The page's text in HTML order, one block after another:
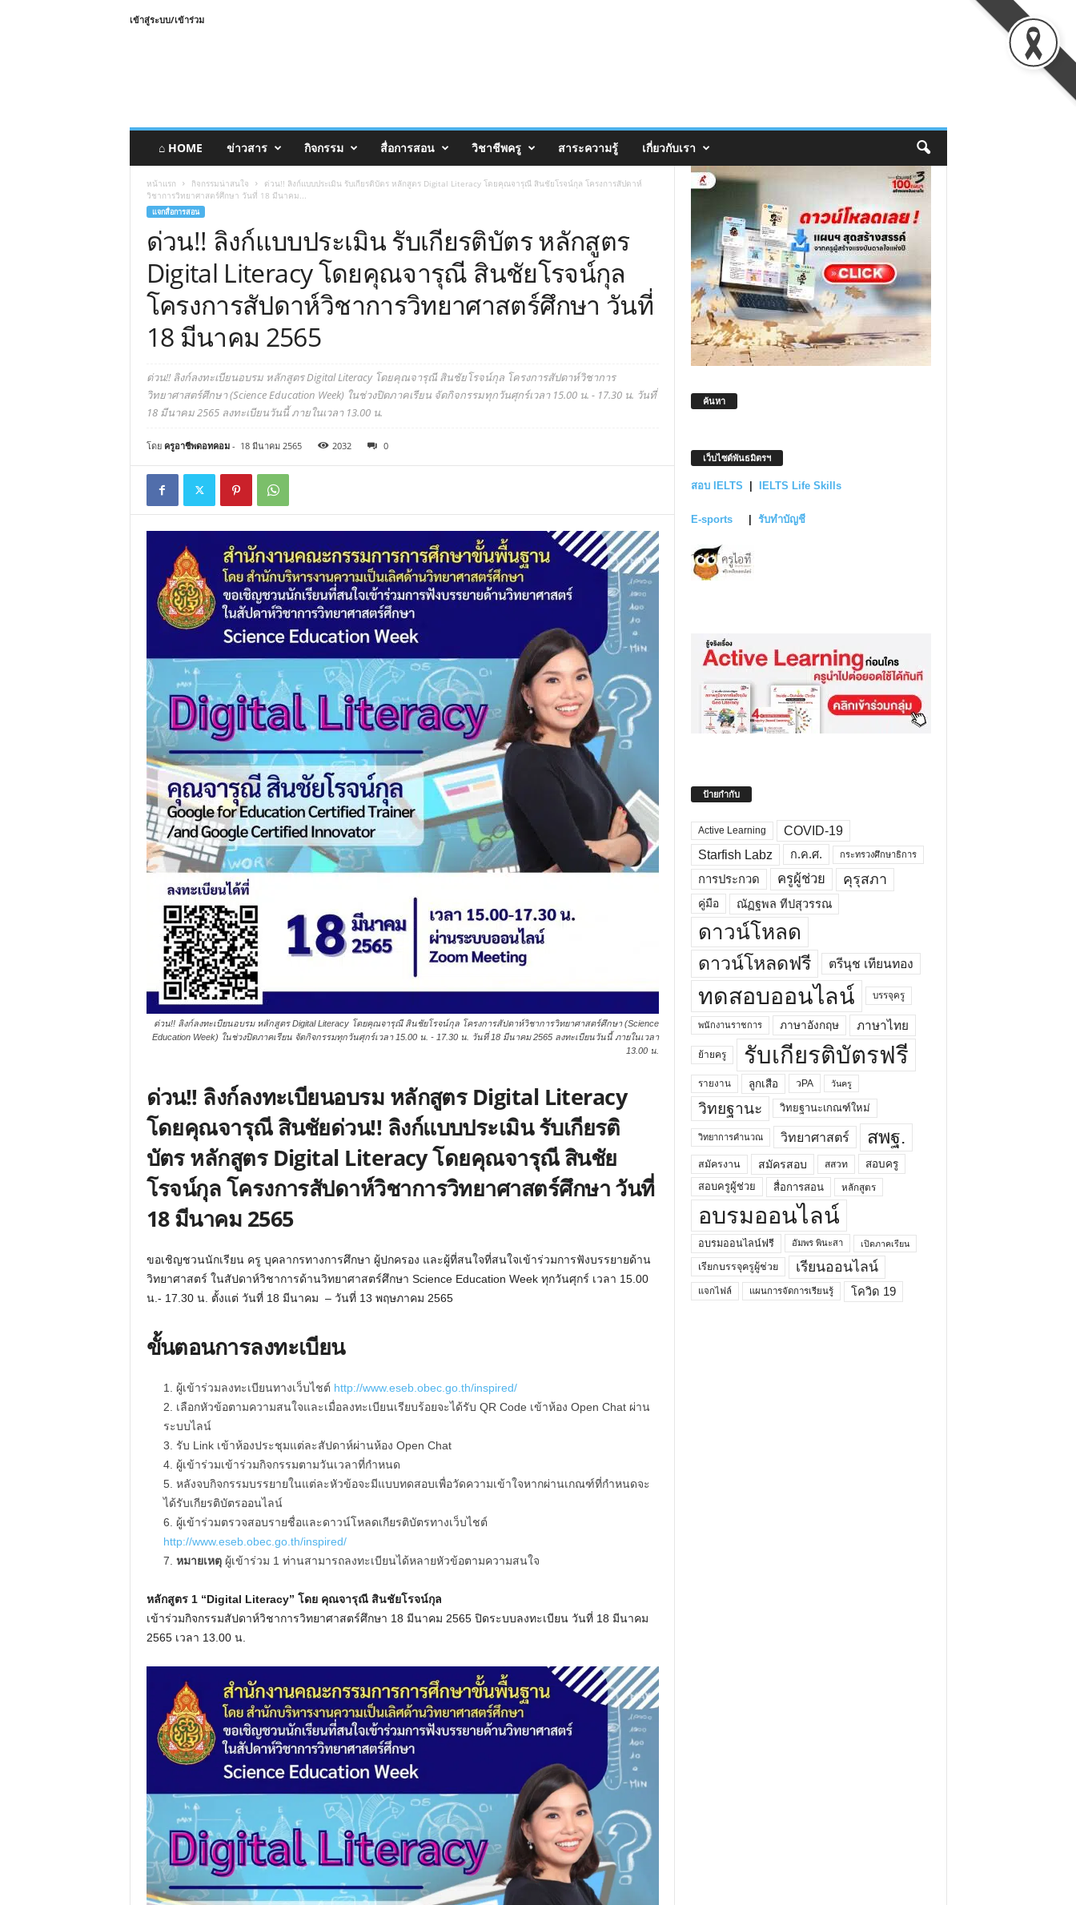
เข้าสู่ระบบ/เข้าร่วม
⌂ HOME ข่าวสาร กิจกรรม สื่อการสอน วิชาชีพครู สาระความรู้ เกี่ยวกับเรา
หน้าแรก กิจกรรมน่าสนใจ
ด่วน!! ลิงก์แบบประเมิน รับเกียรติบัตร หลักสูตร Digital Literacy โดยคุณจารุณี สินชัยโรจน์กุล โครงการสัปดาห์
วิชาการวิทยาศาสตร์ศึกษา วันที่ 18 มีนาคม...
แจกสื่อการสอน
ด่วน!! ลิงก์แบบประเมิน รับเกียรติบัตร หลักสูตร
Digital Literacy โดยคุณจารุณี สินชัยโรจน์กุล
โครงการสัปดาห์วิชาการวิทยาศาสตร์ศึกษา วันที่
18 มีนาคม 2565
ด่วน!! ลิงก์ลงทะเบียนอบรม หลักสูตร Digital Literacy โดยคุณจารุณี สินชัยโรจน์กุล โครงการสัปดาห์วิชาการ
วิทยาศาสตร์ศึกษา (Science Education Week) ในช่วงปิดภาคเรียน จัดกิจกรรมทุกวันศุกร์เวลา 15.00 น. - 17.30 น. วันที่
18 มีนาคม 2565 ลงทะเบียนวันนี้ ภายในเวลา 13.00 น.
โดย ครูอาชีพดอทคอม- 18 มีนาคม 2565 2032 0
ด่วน!! ลิงก์ลงทะเบียนอบรม หลักสูตร Digital Literacy โดยคุณจารุณี สินชัยโรจน์กุล โครงการสัปดาห์วิชาการวิทยาศาสตร์ศึกษา (Science
Education Week) ในช่วงปิดภาคเรียน จัดกิจกรรมทุกวันศุกร์เวลา 15.00 น. - 17.30 น. วันที่ 18 มีนาคม 2565 ลงทะเบียนวันนี้ ภายในเวลา
13.00 น.
ด่วน!! ลิงก์ลงทะเบียนอบรม หลักสูตร Digital Literacy
โดยคุณจารุณี สินชัยด่วน!! ลิงก์แบบประเมิน รับเกียรติ
บัตร หลักสูตร Digital Literacy โดยคุณจารุณี สินชัย
โรจน์กุล โครงการสัปดาห์วิชาการวิทยาศาสตร์ศึกษา วันที่
18 มีนาคม 2565
ขอเชิญชวนนักเรียน ครู บุคลากรทางการศึกษา ผู้ปกครอง และผู้ที่สนใจที่สนใจเข้าร่วมการฟังบรรยายด้าน
วิทยาศาสตร์ ในสัปดาห์วิชาการด้านวิทยาศาสตร์ศึกษา Science Education Week ทุกวันศุกร์ เวลา 15.00
น.- 17.30 น. ตั้งแต่ วันที่ 18 มีนาคม – วันที่ 13 พฤษภาคม 2565
ขั้นตอนการลงทะเบียน
ผู้เข้าร่วมลงทะเบียนทางเว็บไชต์ http://www.eseb.obec.go.th/inspired/
เลือกหัวข้อตามความสนใจและเมื่อลงทะเบียนเรียบร้อยจะได้รับ QR Code เข้าห้อง Open Chat ผ่าน
ระบบไลน์
รับ Link เข้าห้องประชุมแต่ละสัปดาห์ผ่านห้อง Open Chat
ผู้เข้าร่วมเข้าร่วมกิจกรรมตามวันเวลาที่กำหนด
หลังจบกิจกรรมบรรยายในแต่ละหัวข้อจะมีแบบทดสอบเพื่อวัดความเข้าใจหากผ่านเกณฑ์ที่กำหนดจะ
ได้รับเกียรติบัตรออนไลน์
ผู้เข้าร่วมตรวจสอบรายชื่อและดาวน์โหลดเกียรติบัตรทางเว็บไชต์
http://www.eseb.obec.go.th/inspired/
หมายเหตุผู้เข้าร่วม 1 ท่านสามารถลงทะเบียนได้หลายหัวข้อตามความสนใจ
หลักสูตร 1 “Digital Literacy” โดย คุณจารุณี สินชัยโรจน์กุล
เข้าร่วมกิจกรรมสัปดาห์วิชาการวิทยาศาสตร์ศึกษา 18 มีนาคม 2565 ปิดระบบลงทะเบียน วันที่ 18 มีนาคม
2565 เวลา 13.00 น.
ค้นหา
เว็บไซต์พันธมิตรฯ
สอบ IELTS IELTS Life Skills
E-sports รับทำบัญชี
ป้ายกำกับ
Active Learning
COVID-19
Starfish Labz
ก.ค.ศ. กระทรวงศึกษาธิการ
การประกวด ครูผู้ช่วย คุรุสภา
คู่มือ ณัฏฐพล ทีปสุวรรณ
ดาวน์โหลด
ดาวน์โหลดฟรี ตรีนุช เทียนทอง
ทดสอบออนไลน์ บรรจุครู
พนักงานราชการ ภาษาอังกฤษ ภาษาไทย
ย้ายครู รับเกียรติบัตรฟรี
รายงาน ลูกเสือ วPA วันครู
วิทยฐานะ วิทยฐานะเกณฑ์ใหม่
วิทยาการคำนวณ วิทยาศาสตร์ สพฐ.
สมัครงาน สมัครสอบ สสวท
สอบครู
สอบครูผู้ช่วย
สื่อการสอน หลักสูตร
อบรมออนไลน์
อบรมออนไลน์ฟรี อัมพร พินะสา เปิดภาคเรียน
เรียกบรรจุครูผู้ช่วย เรียนออนไลน์
แจกไฟล์ แผนการจัดการเรียนรู้ โควิด 19